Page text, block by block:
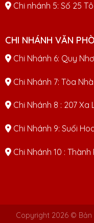
Chi nhánh 5: Số 25
CHI NHÁNH VĂN
Chi Nhánh 6: Quy
Chi Nhánh 7: Tòa
Chi Nhánh 8 : 207 Xa
Chi Nhánh 9: Suối
Chi Nhánh 10 : Thành
Copyright 2026 © Bản